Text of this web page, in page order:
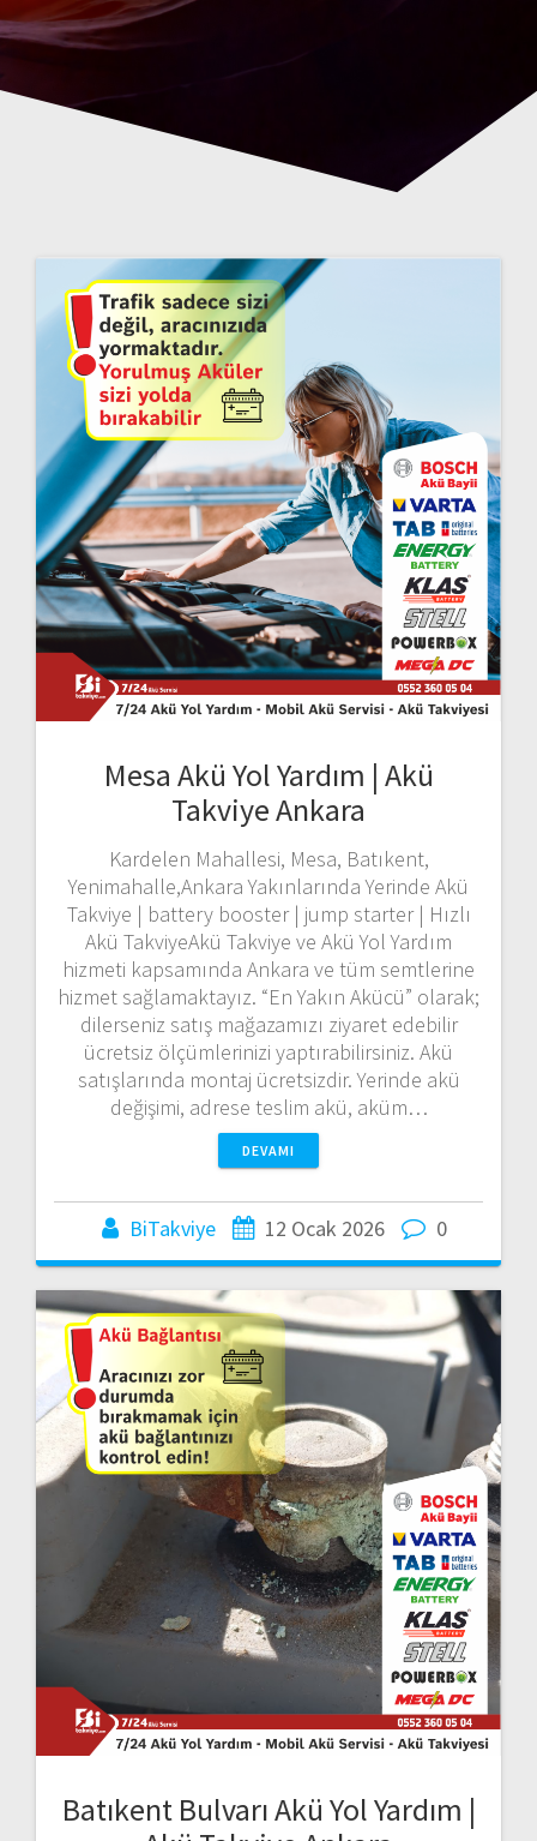
Mesa Akü Yol Yardım | Akü
Takviye Ankara
Kardelen Mahallesi, Mesa, Batıkent,
Yenimahalle,Ankara Yakınlarında Yerinde Akü
Takviye | battery booster | jump starter | Hızlı
Akü TakviyeAkü Takviye ve Akü Yol Yardım
hizmeti kapsamında Ankara ve tüm semtlerine
hizmet sağlamaktayız. “En Yakın Akücü” olarak;
dilerseniz satış mağazamızı ziyaret edebilir
ücretsiz ölçümlerinizi yaptırabilirsiniz. Akü
satışlarında montaj ücretsizdir. Yerinde akü
değişimi, adrese teslim akü, aküm…
DEVAMI
BiTakviye 12 Ocak 2026 0
Batıkent Bulvarı Akü Yol Yardım |